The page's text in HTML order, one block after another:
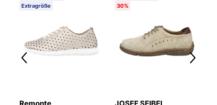
Extragröße
30%